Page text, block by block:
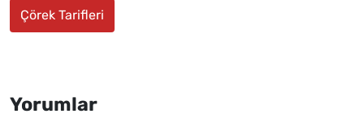
Çörek Tarifleri
Yorumlar